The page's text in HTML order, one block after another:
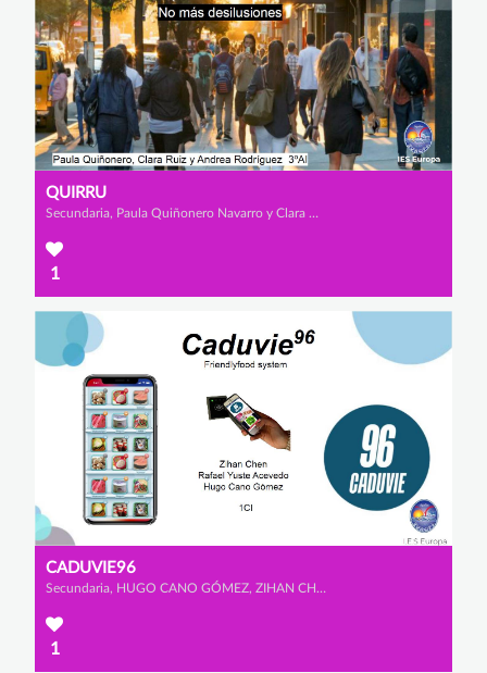
QUIRRU
Secundaria, Paula Quiñonero Navarro y Clara Ruiz Salas
1
CADUVIE96
Secundaria, HUGO CANO GÓMEZ, ZIHAN CHEN y RAFAEL YUSTE ACEVEDO
1